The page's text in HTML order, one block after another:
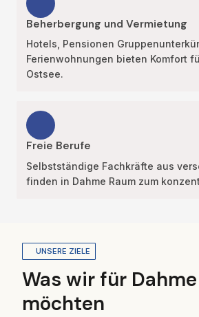
Beherbergung und Vermietung
Hotels, Pensionen
Ferienwohnungen bieten Komfort
Ostsee.
Freie Berufe
Selbstständige Fachkräfte aus
finden in Dahme Raum zum
UNSERE ZIELE
Was wir für
möchten